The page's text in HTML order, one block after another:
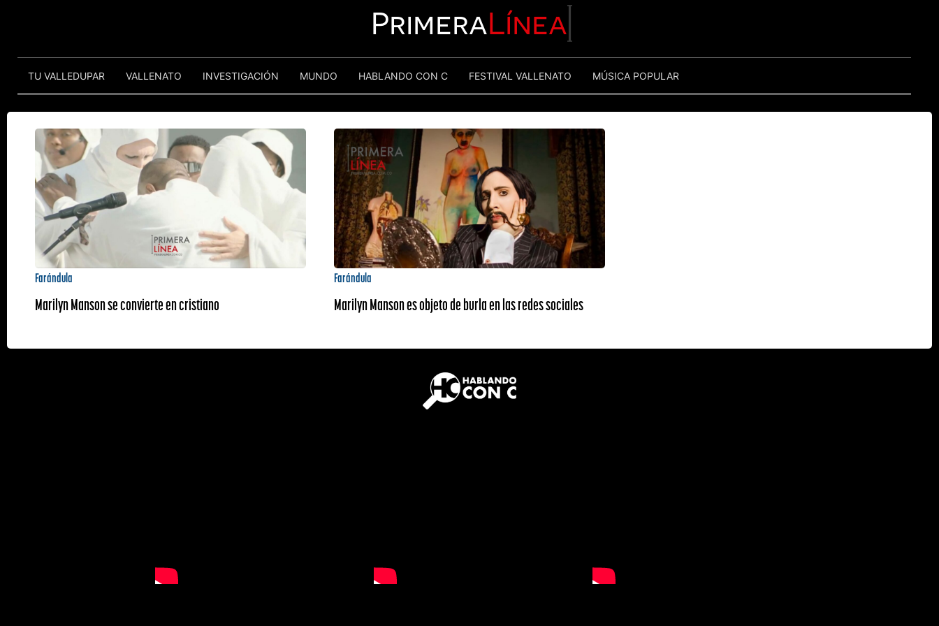
PrimeraLínea
TU VALLEDUPAR VALLENATO INVESTIGACIÓN MUNDO HABLANDO CON C FESTIVAL VALLENATO MÚSICA POPULAR
Farándula
Marilyn Manson se convierte en cristiano
Farándula
Marilyn Manson es objeto de burla en las redes sociales